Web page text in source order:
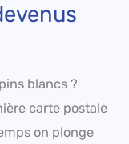
blancs ?
carte postale
on plonge